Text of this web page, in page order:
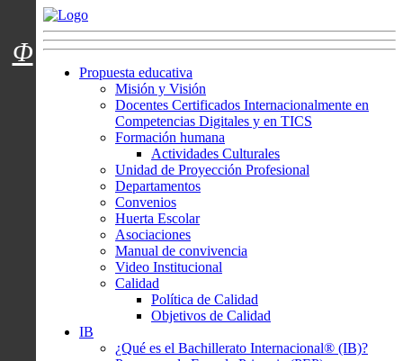
Menú usuarios
Propuesta educativa
Misión y Visión
Docentes Certificados Internacionalmente en
Competencias Digitales y en TICS
Formación humana
Actividades Culturales
Unidad de Proyección Profesional
Departamentos
Convenios
Huerta Escolar
Asociaciones
Manual de convivencia
Video Institucional
Calidad
Política de Calidad
Objetivos de Calidad
IB
¿Qué es el Bachillerato Internacional® (IB)?
Φ